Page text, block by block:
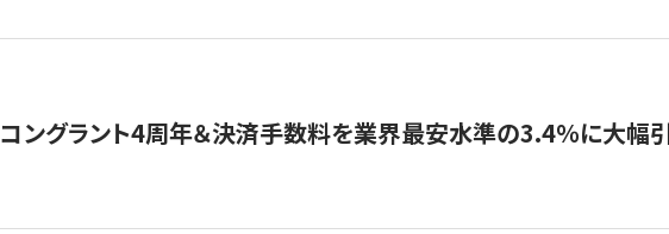
コングラント4周年＆決済手数料を業界最安水準の3.4％に大幅